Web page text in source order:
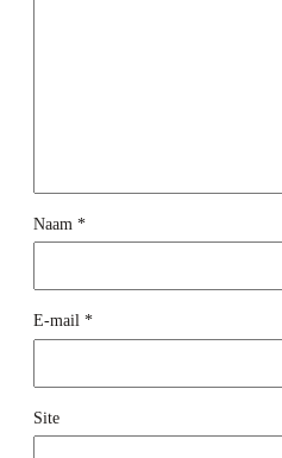
Naam *
E-mail *
Site